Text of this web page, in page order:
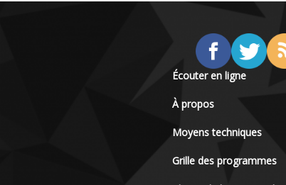
Écouter en ligne
À propos
Moyens techniques
Grille des programmes